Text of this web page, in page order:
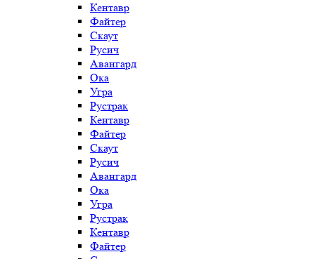
Кентавр
Файтер
Скаут
Русич
Авангард
Ока
Угра
Рустрак
Кентавр
Файтер
Скаут
Русич
Авангард
Ока
Угра
Рустрак
Кентавр
Файтер